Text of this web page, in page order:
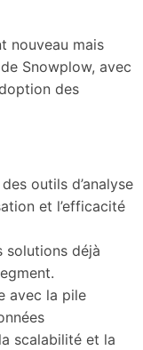
nouveau mais
Snowplow, avec
des
outils d’analyse
et l’efficacité
solutions déjà
avec la pile
scalabilité et la